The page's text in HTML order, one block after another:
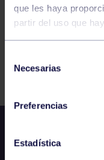
que les haya
partir del uso que
Necesarias
Preferencias
Estadística